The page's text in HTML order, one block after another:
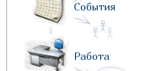
События
Работа